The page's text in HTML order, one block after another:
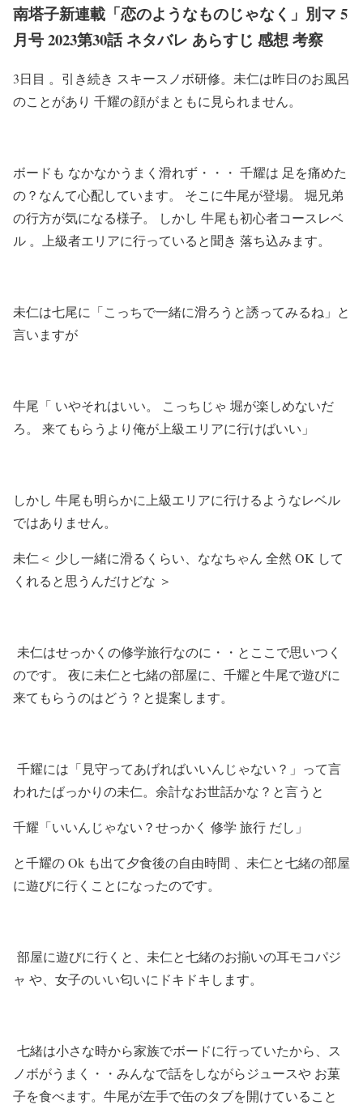
南塔子新連載「恋のようなものじゃなく」別マ 5
月号 2023第30話 ネタバレ あらすじ 感想 考察
3日目 。引き続き スキースノボ研修。未仁は昨日のお風呂
のことがあり 千耀の顔がまともに見られません。
ボードも なかなかうまく滑れず・・・ 千耀は 足を痛めた
の？なんて心配しています。 そこに牛尾が登場。 堀兄弟
の行方が気になる様子。 しかし 牛尾も初心者コースレベ
ル 。上級者エリアに行っていると聞き 落ち込みます。
未仁は七尾に「こっちで一緒に滑ろうと誘ってみるね」と
言いますが
牛尾「 いやそれはいい。 こっちじゃ 堀が楽しめないだ
ろ。 来てもらうより俺が上級エリアに行けばいい」
しかし 牛尾も明らかに上級エリアに行けるようなレベル
ではありません。
未仁＜ 少し一緒に滑るくらい、ななちゃん 全然 OK して
くれると思うんだけどな ＞
未仁はせっかくの修学旅行なのに・・とここで思いつく
のです。 夜に未仁と七緒の部屋に、千耀と牛尾で遊びに
来てもらうのはどう？と提案します。
千耀には「見守ってあげればいいんじゃない？」って言
われたばっかりの未仁。余計なお世話かな？と言うと
千耀「いいんじゃない？せっかく 修学 旅行 だし」
と千耀の Ok も出て夕食後の自由時間 、未仁と七緒の部屋
に遊びに行くことになったのです。
部屋に遊びに行くと、未仁と七緒のお揃いの耳モコパジ
ャ や、女子のいい匂いにドキドキします。
七緒は小さな時から家族でボードに行っていたから、ス
ノボがうまく・・みんなで話をしながらジュースや お菓
子を食べます。牛尾が左手で缶のタブを開けていること